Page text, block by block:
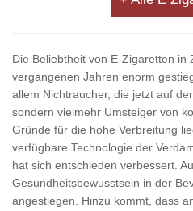
Die Beliebtheit von E-Zigaretten in
vergangenen Jahren enorm
allem Nichtraucher, die jetzt auf
sondern vielmehr Umsteiger von
Gründe für die hohe Verbreitung
verfügbare Technologie der
hat sich entschieden verbessert.
Gesundheitsbewusstsein in der
angestiegen. Hinzu kommt, dass